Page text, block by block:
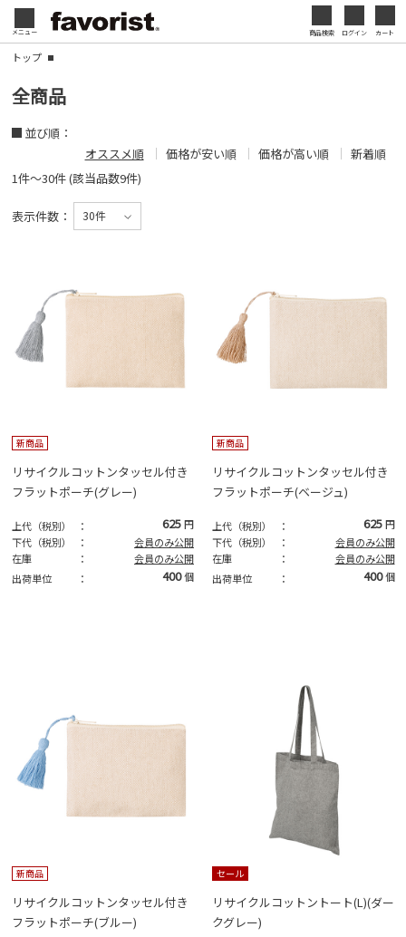
メニュー 商品検索 ログイン カート
トップ
全商品
並び順：
オススメ順
価格が安い順 価格が高い順
新着順
1件～30件 (該当品数9件)
表示件数：
新商品
リサイクルコットンタッセル付き
フラットポーチ(グレー)
上代（税別） ： 625円
下代（税別）
：
会員のみ公開
在庫
：
会員のみ公開
出荷単位
： 400個
新商品
リサイクルコットンタッセル付き
フラットポーチ(ベージュ)
上代（税別） ： 625 円
下代（税別）
：
会員のみ公開
在庫
：
会員のみ公開
出荷単位
： 400 個
新商品
リサイクルコットンタッセル付き
フラットポーチ(ブルー)
セール
リサイクルコットントート(L)(ダー
クグレー)
会社名・ロゴ・メッセージなどを印刷して、オリジ
閉じる